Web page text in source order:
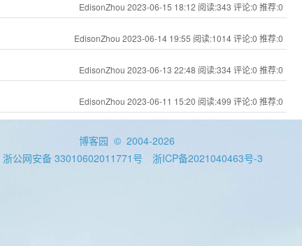
EdisonZhou 2023-06-15 18:12 阅读:343 评论:0 推荐:0
EdisonZhou 2023-06-14 19:55 阅读:1014评论:0 推荐:0
EdisonZhou 2023-06-13 22:48 阅读:334评论:0 推荐:0
EdisonZhou 2023-06-11 15:20 阅读:499 评论:0 推荐:0
博客园 © 2004-2026
浙公网安备 33010602011771号
浙ICP备2021040463号-3